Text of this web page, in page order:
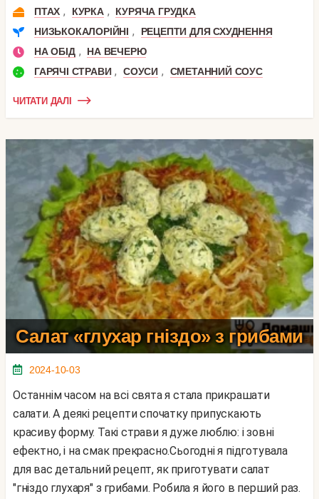
ПТАХ , КУРКА ,
КУРЯЧА ГРУДКА
НИЗЬКОКАЛОРІЙНІ ,
РЕЦЕПТИ ДЛЯ СХУДНЕННЯ
НА ОБІД ,
НА ВЕЧЕРЮ
ГАРЯЧІ СТРАВИ , СОУСИ , СМЕТАННИЙ СОУС
ЧИТАТИ ДАЛІ
Салат «глухар гніздо» з грибами
2024-10-03
Останнім часом на всі свята я стала прикрашати
салати. А деякі рецепти спочатку припускають
красиву форму. Такі страви я дуже люблю: і зовні
ефектно, і на смак прекрасно.Сьогодні я підготувала
для вас детальний рецепт, як приготувати салат
"гніздо глухаря" з грибами. Робила я його в перший раз.